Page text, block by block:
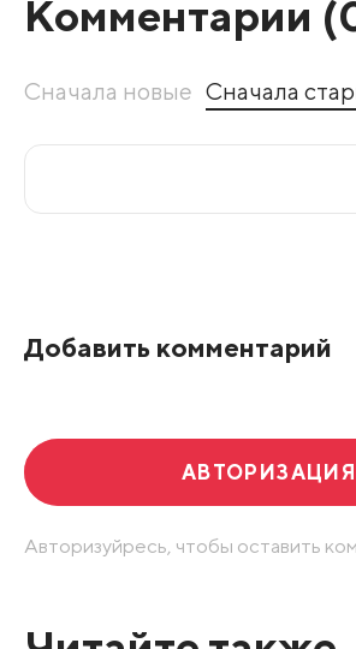
Комментарии (
Сначала новые Сначала
Добавить комментарий
АВТОРИЗАЦИЯ
Авторизуйресь, чтобы оставить